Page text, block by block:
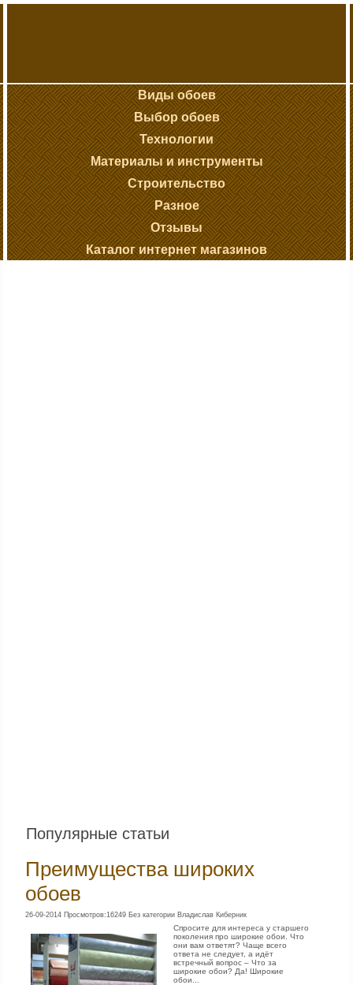
Виды обоев
Выбор обоев
Технологии
Материалы и инструменты
Строительство
Разное
Отзывы
Каталог интернет магазинов
Популярные статьи
Преимущества широких
обоев
26-09-2014 Просмотров:16249 Без категории Владислав Киберник
Спросите для интереса у старшего
поколения про широкие обои. Что
они вам ответят? Чаще всего
ответа не следует, а идёт
встречный вопрос – Что за
широкие обои? Да! Широкие
обои...